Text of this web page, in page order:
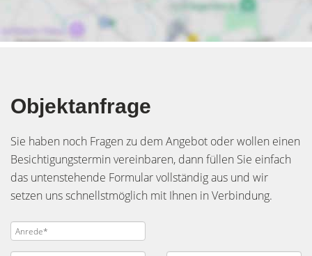
Objektanfrage
Sie haben noch Fragen zu dem Angebot oder wollen einen
Besichtigungstermin vereinbaren, dann füllen Sie einfach
das untenstehende Formular vollständig aus und wir
setzen uns schnellstmöglich mit Ihnen in Verbindung.